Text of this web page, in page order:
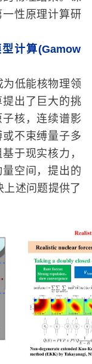
性原理计算研
计算(Gamow
低能核物理领
出了巨大的挑
核，连续谱影
不束缚量子多
于现实核力，
空间，提出的
述问题提供了